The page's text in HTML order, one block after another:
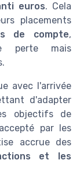
euros. Cela
placements
de compte,
perte mais
avec l'arrivée
d'adapter
objectifs de
par les
accrue des
et les